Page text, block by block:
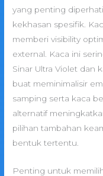
yang penting
kekhasan spesifik.
memberi visibility
external. Kaca ini
Sinar Ultra Violet dan
buat meminimalisir
samping serta kaca
alternatif
pilihan tambahan
bentuk tertentu.
Penting untuk